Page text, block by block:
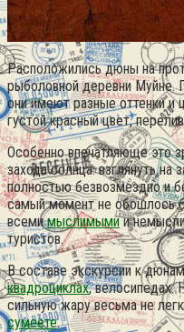
Расположились дюны на
рыболовной деревни Муйне.
они имеют разные оттенки и
густой красный цвет,
Особенно впечатляюще это
захода солнца. взглянуть
полностью безвозмездно и
самый момент не обошлось
всемимыслимымии
туристов.
В составе экскурсии к
квадроциклах, велосипедах.
сильную жару весьма не
сумеете.